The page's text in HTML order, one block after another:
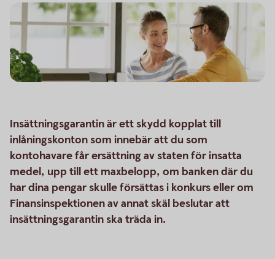
Insättningsgarantin är ett skydd kopplat till
inlåningskonton som innebär att du som
kontohavare får ersättning av staten för insatta
medel, upp till ett maxbelopp, om banken där du
har dina pengar skulle försättas i konkurs eller om
Finansinspektionen av annat skäl beslutar att
insättningsgarantin ska träda in.